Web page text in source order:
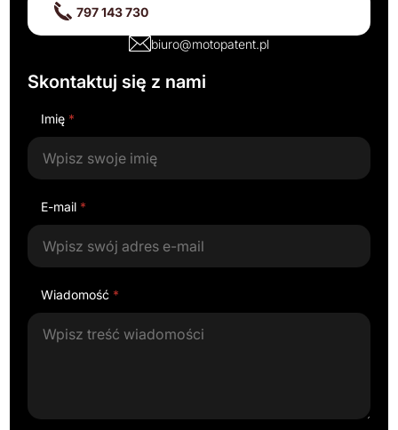
797 143 730
biuro@motopatent.pl
Skontaktuj się z nami
Imię *
E-mail *
Wiadomość *